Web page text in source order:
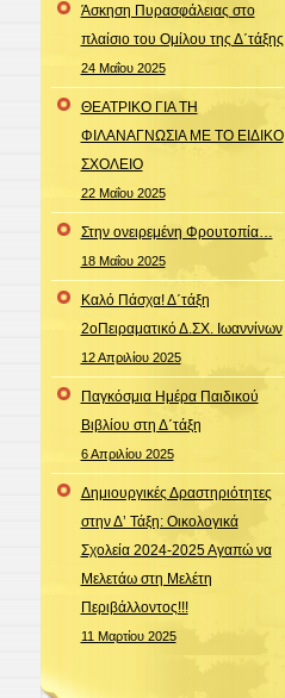
Άσκηση Πυρασφάλειας στο
πλαίσιο του Ομίλου της Δ΄τάξης
24 Μαΐου 2025
ΘΕΑΤΡΙΚΟ ΓΙΑ ΤΗ
ΦΙΛΑΝΑΓΝΩΣΙΑ ΜΕ ΤΟ ΕΙΔΙΚΟ
ΣΧΟΛΕΙΟ
22 Μαΐου 2025
Στην ονειρεμένη Φρουτοπία…
18 Μαΐου 2025
Καλό Πάσχα! Δ΄τάξη
2οΠειραματικό Δ.ΣΧ. Ιωαννίνων
12 Απριλίου 2025
Παγκόσμια Ημέρα Παιδικού
Βιβλίου στη Δ΄τάξη
6 Απριλίου 2025
Δημιουργικές Δραστηριότητες
στην Δ’ Τάξη: Οικολογικά
Σχολεία 2024-2025 Αγαπώ να
Μελετάω στη Μελέτη
Περιβάλλοντος!!!
11 Μαρτίου 2025